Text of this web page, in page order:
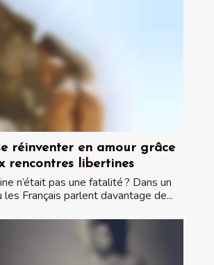
réinventer en amour grâce
rencontres libertines
n’était pas une fatalité ? Dans un
Français parlent davantage de...